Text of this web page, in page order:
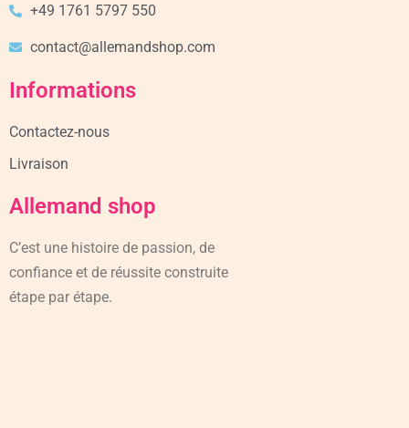
+49 1761 5797 550
contact@allemandshop.com
Informations
Contactez-nous
Livraison
Allemand shop
C’est une histoire de passion, de
confiance et de réussite construite
étape par étape.